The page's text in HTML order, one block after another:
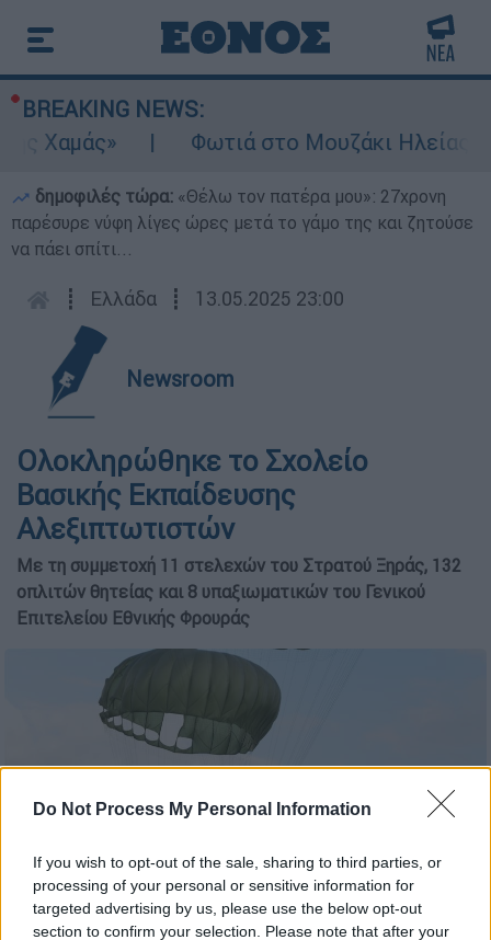
Do Not Process My Personal Information
If you wish to opt-out of the sale, sharing to third parties, or
processing of your personal or sensitive information for
targeted advertising by us, please use the below opt-out
section to confirm your selection. Please note that after your
BREAKING NEWS:
Χαμάς»
Φωτιά στο Μουζάκι Ηλείας:
δημοφιλές τώρα: «Θέλω τον πατέρα μου»: 27χρονη
παρέσυρε νύφη λίγες ώρες μετά το γάμο της και ζητούσε
να πάει σπίτι...
┋ Ελλάδα ┋ 13.05.2025 23:00
Newsroom
Ολοκληρώθηκε το Σχολείο
Βασικής Εκπαίδευσης
Αλεξιπτωτιστών
Με τη συμμετοχή 11 στελεχών του Στρατού Ξηράς, 132
οπλιτών θητείας και 8 υπαξιωματικών του Γενικού
Επιτελείου Εθνικής Φρουράς
ΣΧΟΛΕΙΟ ΒΑΣΙΚΗΣ ΕΚΠΑΙΔΕΥΣΗΣ ΑΛΕΞΙΠΤΩΤΙΣΤΩΝ (ΓΡΑΦΕΙΟ